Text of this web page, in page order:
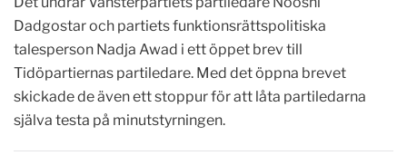
Dadgostar och partiets funktionsrättspolitiska
talesperson Nadja Awad i ett öppet brev till
Tidöpartiernas partiledare. Med det öppna brevet
skickade de även ett stoppur för att låta partiledarna
själva testa på minutstyrningen.